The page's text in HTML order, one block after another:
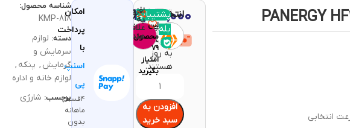
قیمت و
موجودی
محصولات
به روز
هستند.
۳,۹۹۰,۰۰۰
انتخاب رنگ (اجباری)
افزودن به
سبد خرید
با خرید
این
محصول
۷۹
امتیاز
بگیرید
پشتیبانی
بله
افزودن
به
علاقه
مندی
مقایسه
امکان
پرداخت
با
اسنپ
پی
۴قسط
ماهانه
بدون
شناسه محصول:
KMP-818
دسته: لوازم
سرمایش و
گرمایش , پنکه ,
لوازم خانه و اداره
برچسب: شارژی